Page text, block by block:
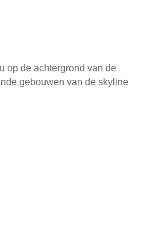
op de achtergrond van de
gebouwen van de skyline